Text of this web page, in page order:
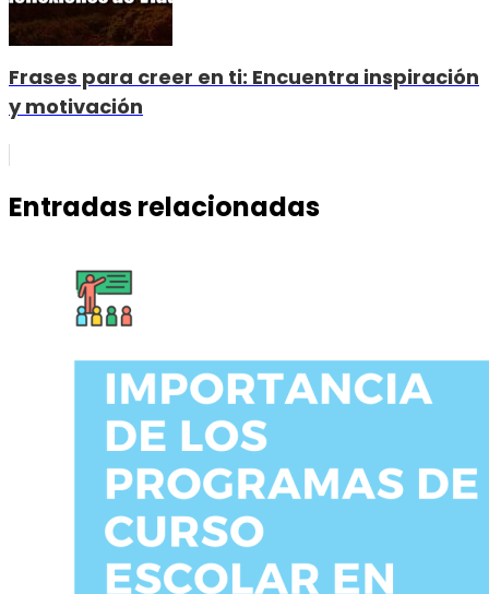
Frases para creer en ti: Encuentra inspiración
y motivación
Entradas relacionadas